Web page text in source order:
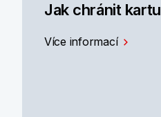
Jak chránit kartu
Více informací